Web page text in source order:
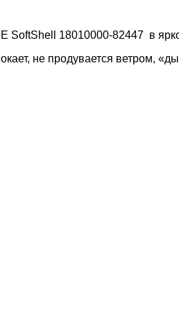
SoftShell
18010000-82447 в
не продувается ветром,